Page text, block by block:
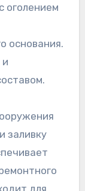
оголением
основания.
заливку
для